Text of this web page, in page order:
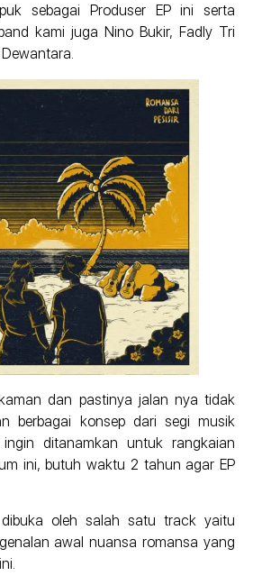
sebagai Produser EP ini serta
kami juga Nino Bukir, Fadly Tri
dan pastinya jalan nya tidak
berbagai konsep dari segi musik
ditanamkan untuk rangkaian
ini, butuh waktu 2 tahun agar EP
oleh salah satu track yaitu
awal nuansa romansa yang